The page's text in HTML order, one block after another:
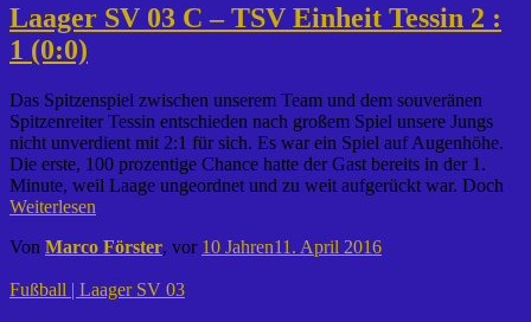
Laager SV 03 C – TSV Einheit Tessin 2 :
1 (0:0)
Das Spitzenspiel zwischen unserem Team und dem souveränen
Spitzenreiter Tessin entschieden nach großem Spiel unsere Jungs
nicht unverdient mit 2:1 für sich. Es war ein Spiel auf Augenhöhe.
Die erste, 100 prozentige Chance hatte der Gast bereits in der 1.
Minute, weil Laage ungeordnet und zu weit aufgerückt war. Doch
Weiterlesen
Von Marco Förster, vor 10 Jahren11. April 2016
Fußball | Laager SV 03